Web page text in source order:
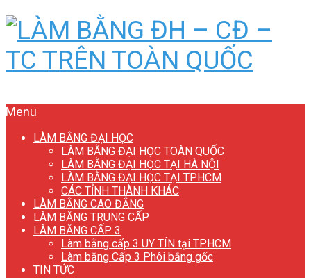
Menu
LÀM BẰNG ĐẠI HỌC
LÀM BẰNG ĐẠI HỌC TOÀN QUỐC
LÀM BẰNG ĐẠI HỌC TẠI HÀ NỘI
LÀM BẰNG ĐẠI HỌC TẠI TP.HCM
CÁC TỈNH THÀNH KHÁC
LÀM BẰNG CAO ĐẲNG
LÀM BẰNG TRUNG CẤP
LÀM BẰNG CẤP 3
Làm bằng cấp 3 UY TÍN tại TP.HCM
Làm bằng Cấp 3 Phôi bằng gốc
TIN TỨC